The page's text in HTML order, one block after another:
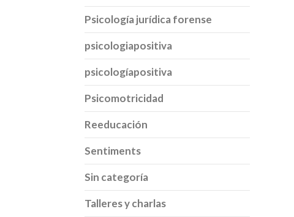
Psicología jurídica forense
psicologiapositiva
psicologíapositiva
Psicomotricidad
Reeducación
Sentiments
Sin categoría
Talleres y charlas